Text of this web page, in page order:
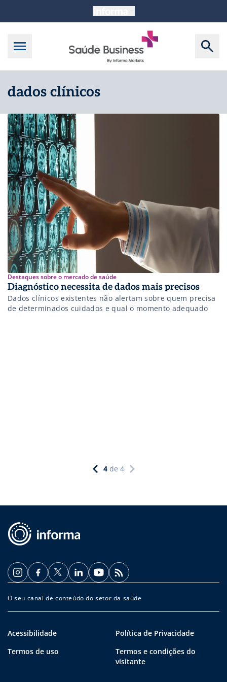
dados clínicos
Destaques sobre o mercado de saúde
Diagnóstico necessita de dados mais precisos
Dados clínicos existentes não alertam sobre quem precisa
de determinados cuidados e qual o momento adequado
4 de 4
O seu canal de conteúdo do setor da saúde
Acessibilidade
Política de Privacidade
Termos de uso
Termos e condições do
visitante